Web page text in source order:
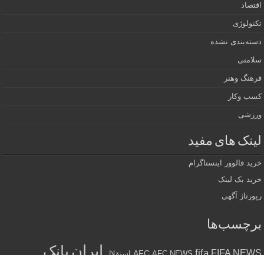
اقتصاد
تکنولوژی
دسته‌بندی نشده
سلامتی
فرهنگ وهنر
کسب وکار
ورزشی
لینک های مفید
خرید فالوور اینستاگرام
خرید بک لینک
رپورتاژ آگهی
برچسب‌ها
FIFA NEWS ایران بانک